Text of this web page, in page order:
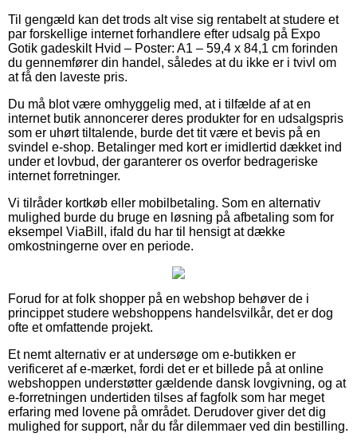
Til gengæld kan det trods alt vise sig rentabelt at studere et
par forskellige internet forhandlere efter udsalg på Expo
Gotik gadeskilt Hvid – Poster: A1 – 59,4 x 84,1 cm forinden
du gennemfører din handel, således at du ikke er i tvivl om
at få den laveste pris.
Du må blot være omhyggelig med, at i tilfælde af at en
internet butik annoncerer deres produkter for en udsalgspris
som er uhørt tiltalende, burde det tit være et bevis på en
svindel e-shop. Betalinger med kort er imidlertid dækket ind
under et lovbud, der garanterer os overfor bedrageriske
internet forretninger.
Vi tilråder kortkøb eller mobilbetaling. Som en alternativ
mulighed burde du bruge en løsning på afbetaling som for
eksempel ViaBill, ifald du har til hensigt at dække
omkostningerne over en periode.
Forud for at folk shopper på en webshop behøver de i
princippet studere webshoppens handelsvilkår, det er dog
ofte et omfattende projekt.
Et nemt alternativ er at undersøge om e-butikken er
verificeret af e-mærket, fordi det er et billede på at online
webshoppen understøtter gældende dansk lovgivning, og at
e-forretningen undertiden tilses af fagfolk som har meget
erfaring med lovene på området. Derudover giver det dig
mulighed for support, når du får dilemmaer ved din bestilling.